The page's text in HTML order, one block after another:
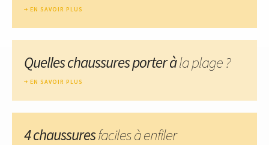
EN SAVOIR PLUS
Quelles chaussures porter àla plage ?
EN SAVOIR PLUS
4 chaussuresfaciles à enfiler